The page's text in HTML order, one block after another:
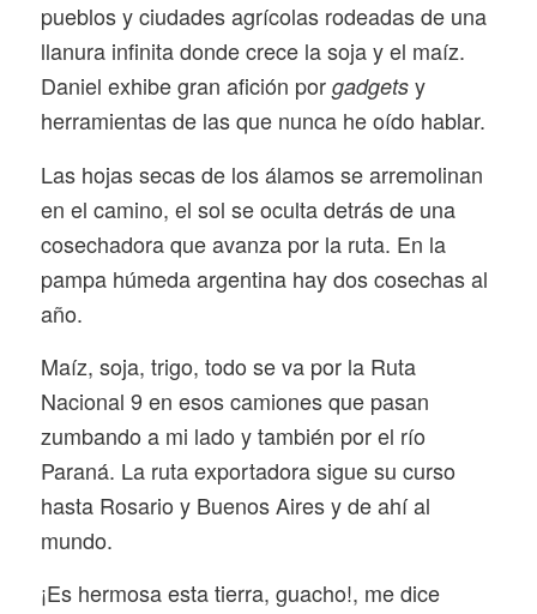
pueblos y ciudades agrícolas rodeadas de una
llanura infinita donde crece la soja y el maíz.
Daniel exhibe gran afición por gadgetsy
herramientas de las que nunca he oído hablar.
Las hojas secas de los álamos se arremolinan
en el camino, el sol se oculta detrás de una
cosechadora que avanza por la ruta. En la
pampa húmeda argentina hay dos cosechas al
año.
Maíz, soja, trigo, todo se va por la Ruta
Nacional 9 en esos camiones que pasan
zumbando a mi lado y también por el río
Paraná. La ruta exportadora sigue su curso
hasta Rosario y Buenos Aires y de ahí al
mundo.
¡Es hermosa esta tierra, guacho!, me dice